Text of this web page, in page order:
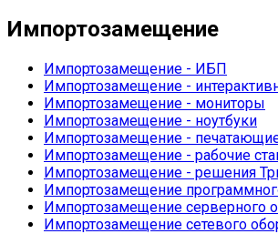
Импортозамещение
Импортозамещение - ИБП
Импортозамещение -
Импортозамещение - мониторы
Импортозамещение - ноутбуки
Импортозамещение - печатающие
Импортозамещение - рабочие
Импортозамещение - решения
Импортозамещение
Импортозамещение серверного
Импортозамещение сетевого